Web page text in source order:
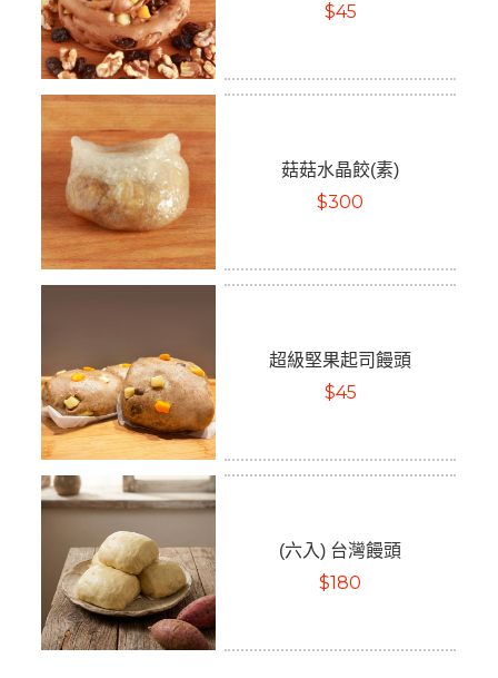
$45
菇菇水晶餃(素)
$300
超級堅果起司饅頭
$45
(六入) 台灣饅頭
$180